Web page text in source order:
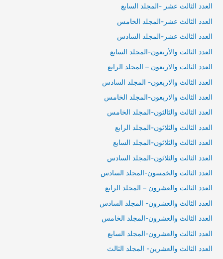
العدد الثالث عشر -المجلد السابع
العدد الثالث عشر-المجلد الخامس
العدد الثالث عشر-المجلد السادس
العدد الثالث والأربعون-المجلد السابع
العدد الثالث والاربعون – المجلد الرابع
العدد الثالث والاربعون- المجلد السادس
العدد الثالث والاربعون-المجلد الخامس
العدد الثالث والثالثون-المجلد الخامس
العدد الثالث والثلاثون-المجلد الرابع
العدد الثالث والثلاثون-المجلد السابع
العدد الثالث والثلاثون-المجلد السادس
العدد الثالث والخمسون-المجلد السادس
العدد الثالث والعشرون – المجلد الرابع
العدد الثالث والعشرون- المجلد السادس
العدد الثالث والعشرون-المجلد الخامس
العدد الثالث والعشرون-المجلد السابع
العدد الثالث والعشرين- المجلد الثالث